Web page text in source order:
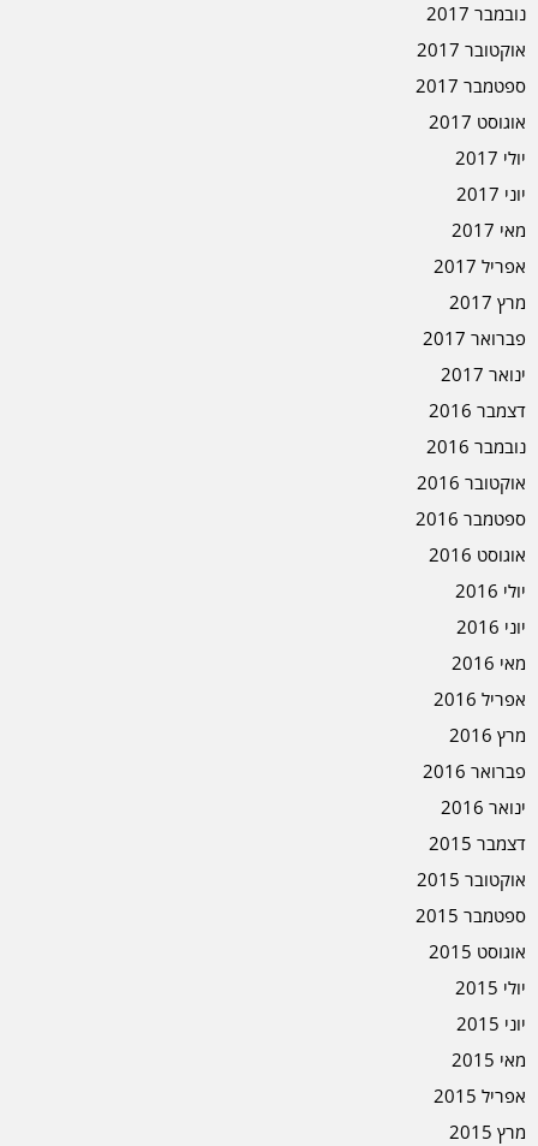
נובמבר 2017
אוקטובר 2017
ספטמבר 2017
אוגוסט 2017
יולי 2017
יוני 2017
מאי 2017
אפריל 2017
מרץ 2017
פברואר 2017
ינואר 2017
דצמבר 2016
נובמבר 2016
אוקטובר 2016
ספטמבר 2016
אוגוסט 2016
יולי 2016
יוני 2016
מאי 2016
אפריל 2016
מרץ 2016
פברואר 2016
ינואר 2016
דצמבר 2015
אוקטובר 2015
ספטמבר 2015
אוגוסט 2015
יולי 2015
יוני 2015
מאי 2015
אפריל 2015
מרץ 2015